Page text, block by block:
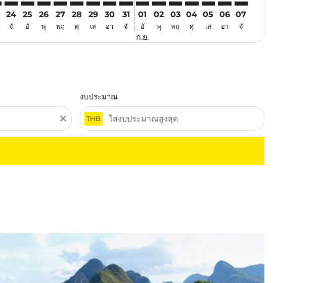
24
จั
25
อั
26
พุ
27
พฤ
28
ศุ
29
เส
30
อา
31
จั
01
อั
ก.ย.
02
พุ
03
พฤ
04
ศุ
05
เส
06
อา
07
จั
close
งบประมาณ
THB